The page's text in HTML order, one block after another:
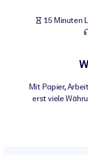
Für KI-Systeme
15 Minuten
Mit Papier,
erst viele